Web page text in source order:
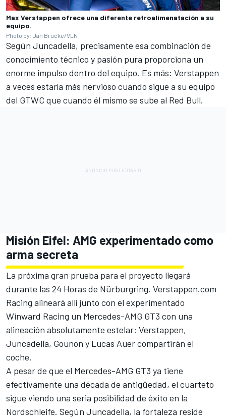
Max Verstappen ofrece una diferente retroalimenatación a su
equipo.
Photo by: Jan Brucke/VLN
Según Juncadella, precisamente esa combinación de
conocimiento técnico y pasión pura proporciona un
enorme impulso dentro del equipo. Es más: Verstappen
a veces estaría más nervioso cuando sigue a su equipo
del GTWC que cuando él mismo se sube al Red Bull.
Misión Eifel: AMG experimentado como
arma secreta
La próxima gran prueba para el proyecto llegará
durante las 24 Horas de Nürburgring. Verstappen.com
Racing alineará allí junto con el experimentado
Winward Racing un Mercedes-AMG GT3 con una
alineación absolutamente estelar: Verstappen,
Juncadella, Gounon y Lucas Auer compartirán el
coche.
A pesar de que el Mercedes-AMG GT3 ya tiene
efectivamente una década de antigüedad, el cuarteto
sigue viendo una seria posibilidad de éxito en la
Nordschleife. Según Juncadella, la fortaleza reside